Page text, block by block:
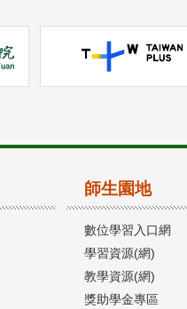
師生園地
數位學習入口網
學習資源(網)
教學資源(網)
獎助學金專區